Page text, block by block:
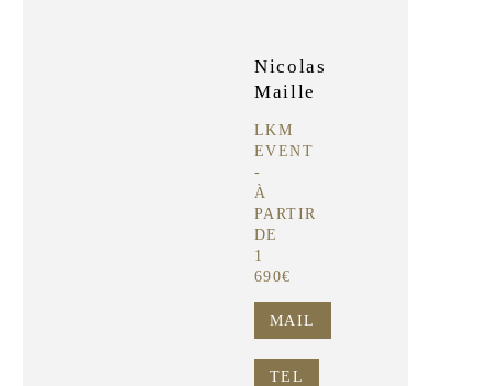
Nicolas
Maille
LKM
EVENT
-
À
PARTIR
DE
1
690€
MAIL
TEL